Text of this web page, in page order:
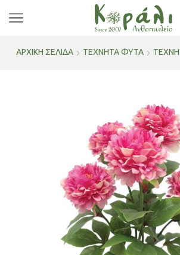
ΑΡΧΙΚΉ ΣΕΛΊΔΑ ΤΕΧΝΗΤΑ ΦΥΤΑ